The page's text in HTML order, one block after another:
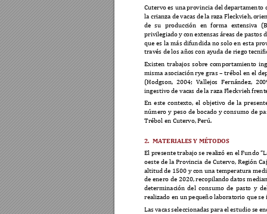
Cutervo es una provincia del departamento
la crianza de vacas de la raza Fleckvieh,
de su producción en forma extensiva
privilegiado y con extensas áreas de pastos
que es la más difundida no solo en esta
través de los años con ayuda de riego
Existen trabajos sobre comportamiento
misma asociación rye gras – trébol en el
(Hodgson, 2004; Vallejos Fernández, 20
ingestivo de vacas de la raza Fleckvieh
En este contexto, el objetivo de la
número y peso de bocado y consumo de
Trébol en Cutervo, Perú.
2. MATERIALES Y MÉTODOS
El presente trabajo se realizó en el Fundo
oeste de la Provincia de Cutervo, Región
altitud de 1500 y con una temperatura
de enero de 2020, recopilando datos m
determinación del consumo de pasto y
realizado en un pequeño laboratorio que se
Las vacas seleccionadas para el estudio se en